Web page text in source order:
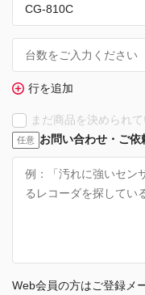
行を追加
まだ商品を決められ
任意 お問い合わせ・ご依
Web会員の方はご登録メ